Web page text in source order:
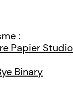
:
Papier Studio
Binary